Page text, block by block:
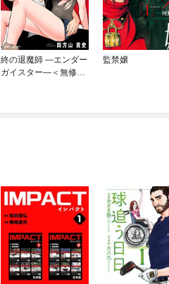
終の退魔師 —エンダー
ガイスター—＜無修正
監禁嬢